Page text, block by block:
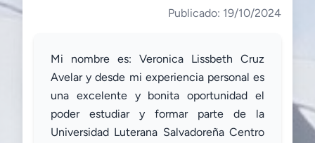
Publicado: 19/10/2024
Mi nombre es: Veronica Lissbeth Cruz
Avelar y desde mi experiencia personal es
una excelente y bonita oportunidad el
poder estudiar y formar parte de la
Universidad Luterana Salvadoreña Centro